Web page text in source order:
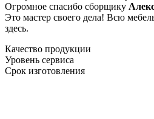
Огромное спасибо сборщику
Это мастер своего дела! Всю
здесь.
Качество продукции
Уровень сервиса
Срок изготовления